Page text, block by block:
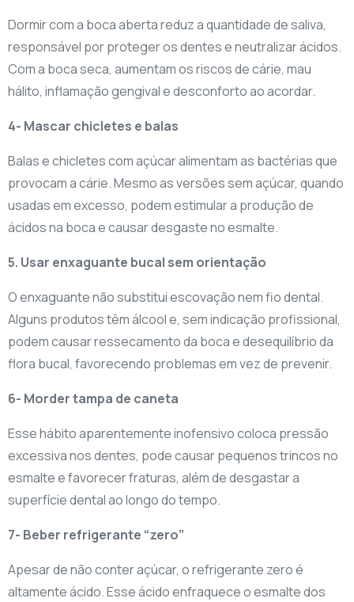
Dormir com a boca aberta reduz a quantidade de saliva,
responsável por proteger os dentes e neutralizar ácidos.
Com a boca seca, aumentam os riscos de cárie, mau
hálito, inflamação gengival e desconforto ao acordar.
4- Mascar chicletes e balas
Balas e chicletes com açúcar alimentam as bactérias que
provocam a cárie. Mesmo as versões sem açúcar, quando
usadas em excesso, podem estimular a produção de
ácidos na boca e causar desgaste no esmalte.
5. Usar enxaguante bucal sem orientação
O enxaguante não substitui escovação nem fio dental.
Alguns produtos têm álcool e, sem indicação profissional,
podem causar ressecamento da boca e desequilíbrio da
flora bucal, favorecendo problemas em vez de prevenir.
6- Morder tampa de caneta
Esse hábito aparentemente inofensivo coloca pressão
excessiva nos dentes, pode causar pequenos trincos no
esmalte e favorecer fraturas, além de desgastar a
superfície dental ao longo do tempo.
7- Beber refrigerante “zero”
Apesar de não conter açúcar, o refrigerante zero é
altamente ácido. Esse ácido enfraquece o esmalte dos